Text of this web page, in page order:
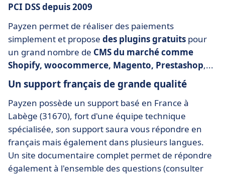
PCI DSS depuis 2009
Payzen permet de réaliser des paiements
simplement et propose des plugins gratuits pour
un grand nombre de CMS du marché comme
Shopify, woocommerce, Magento, Prestashop,...
Un support français de grande qualité
Payzen possède un support basé en France à
Labège (31670), fort d'une équipe technique
spécialisée, son support saura vous répondre en
français mais également dans plusieurs langues.
Un site documentaire complet permet de répondre
également à l'ensemble des questions (consulter